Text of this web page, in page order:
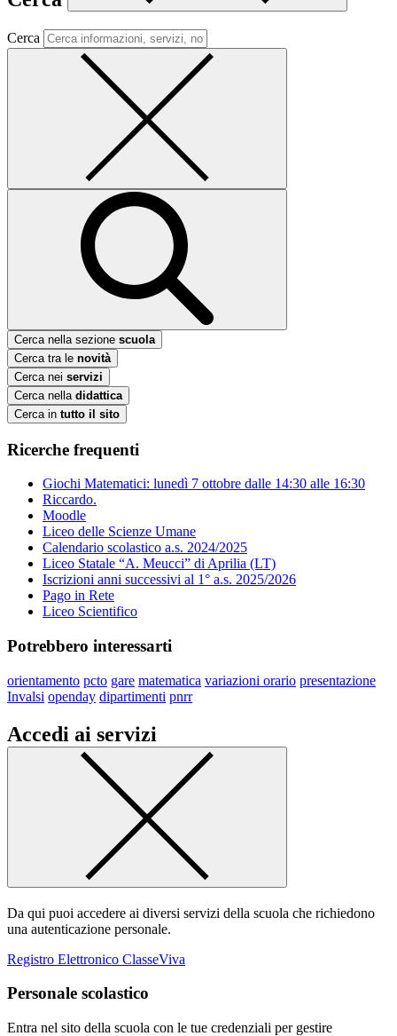
Cerca
Cerca nella sezione scuola
Cerca tra le novità
Cerca nei servizi
Cerca nella didattica
Cerca in tutto il sito
Ricerche frequenti
Giochi Matematici: lunedì 7 ottobre dalle 14:30 alle 16:30
Riccardo.
Moodle
Liceo delle Scienze Umane
Calendario scolastico a.s. 2024/2025
Liceo Statale “A. Meucci” di Aprilia (LT)
Iscrizioni anni successivi al 1° a.s. 2025/2026
Pago in Rete
Liceo Scientifico
Potrebbero interessarti
orientamento pcto gare matematica variazioni orario presentazione
Invalsi openday dipartimenti pnrr
Accedi ai servizi
Da qui puoi accedere ai diversi servizi della scuola che richiedono
una autenticazione personale.
Registro Elettronico ClasseViva
Personale scolastico
Entra nel sito della scuola con le tue credenziali per gestire